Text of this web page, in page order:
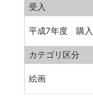
受入
平成7年度 購入
カテゴリ区分
絵画